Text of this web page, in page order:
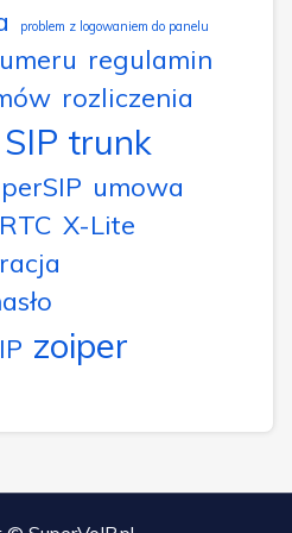
problem z logowaniem do panelu
regulamin
rozliczenia
SIP trunk
umowa
X-Lite
zoiper